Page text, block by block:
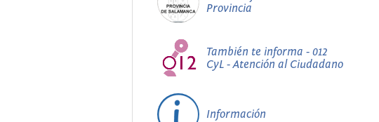
Provincia
También te informa - 012
CyL - Atención al Ciudadano
Información